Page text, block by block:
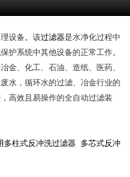
设备。 该过滤器是水净化过程中
护系统中其他设备的正常工作。
金、化工、石油、造纸、医药、
水，循环水的过滤、冶金行业的
高效且易操作的全自动过滤装
多柱式反冲洗过滤器
多芯式反冲